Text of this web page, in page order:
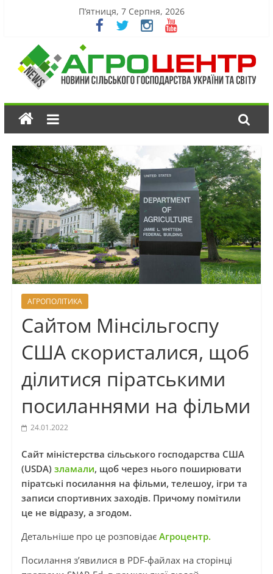
П’ятниця, 7 Серпня, 2026
АГРОПОЛІТИКА
Сайтом Мінсільгоспу
США скористалися, щоб
ділитися піратськими
посиланнями на фільми
24.01.2022
Сайт міністерства сільського господарства США
(USDA) зламали, щоб через нього поширювати
піратські посилання на фільми, телешоу, ігри та
записи спортивних заходів. Причому помітили
це не відразу, а згодом.
Детальніше про це розповідає Агроцентр.
Посилання з’явилися в PDF-файлах на сторінці